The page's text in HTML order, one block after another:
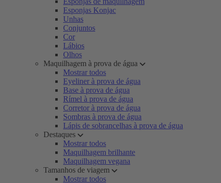
Esponjas Konjac
Unhas
Conjuntos
Cor
Lábios
Olhos
Maquilhagem à prova de água
Mostrar todos
Eyeliner à prova de água
Base à prova de água
Rímel à prova de água
Corretor à prova de água
Sombras à prova de água
Lápis de sobrancelhas à prova de água
Destaques
Mostrar todos
Maquilhagem brilhante
Maquilhagem vegana
Tamanhos de viagem
Mostrar todos